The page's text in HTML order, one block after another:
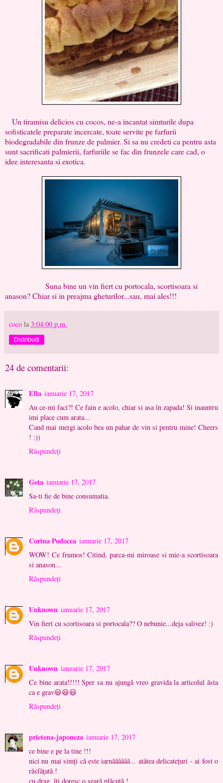
Un tiramisu delicios cu cocos, ne-a incantat simturile dupa
sofisticatele preparate incercate, toate servite pe farfurii
biodegradabile din frunze de palmier. Si sa nu credeti ca pentru asta
sunt sacrificati palmierii, farfuriile se fac din frunzele care cad, o
idee interesanta si exotica.
Suna bine un vin fiert cu portocala, scortisoara si
anason? Chiar si in preajma gheturilor...sau, mai ales!!!
coco la 3:04:00 p.m.
Distribuiți
24 de comentarii:
Ella ianuarie 17, 2017
Au ce-mi faci?! Ce fain e acolo, chiar si asa în zapada! Si inauntru
imi place cum arata...
Cand mai mergi acolo bea un pahar de vin si pentru mine! Cheers
! :))
Răspundeți
Geta ianuarie 17, 2017
Sa-ti fie de bine consumatia.
Răspundeți
Corina Podocea ianuarie 17, 2017
WOW! Ce frumos! Citind, parca-mi miroase si mie-a scortisoara
si anason...
Răspundeți
Unknown ianuarie 17, 2017
Vin fiert cu scortisoara si portocala?? O nebunie...deja salivez! :)
Răspundeți
Unknown ianuarie 17, 2017
Ce bine arata!!!!! Sper sa nu ajungă vreo gravida la articolul ăsta
ca e grav😃😃😃
Răspundeți
prietena-japoneza ianuarie 17, 2017
ce bine e pe la tine !!!
nici nu mai simţi că este iarnăăăăăă... atâtea delicateţuri - ai fost o
răsfăţată !
cu drag, îţi doresc o seară plăcută !